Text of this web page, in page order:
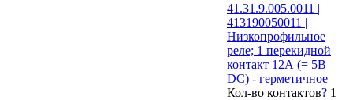
41.31.9.005.0011 |
413190050011 |
Низкопрофильное
реле; 1 перекидной
контакт 12А (= 5В
DC) - герметичное
Кол-во контактов? 1